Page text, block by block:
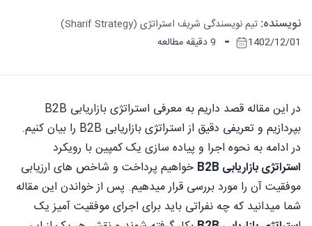
نویسنده: تیم نویسندگی شریف استراتژی (Sharif Strategy)
1402/12/01
- 9 دقیقه مطالعه
در این مقاله قصد داریم به معرفی استراتژی بازاریابی B2B
بپردازیم و تعریفی دقیق از استراتژی بازاریابی B2B را بیان کنیم.
در ادامه به نحوه اجرا و پیاده سازی یک کمپین با رویکرد
استراتژی بازاریابی B2B
خواهیم پرداخت و شاخص های ارزیابی
موفقیت آن را مورد بررسی قرار میدهیم. پس از خواندن این مقاله
شما میدانید که چه نفراتی باید برای اجرای موفقیت آمیز یک